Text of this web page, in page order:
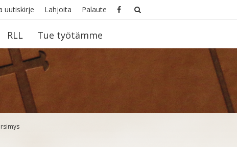
uutiskirje Lahjoita Palaute
RLL Tue työtämme